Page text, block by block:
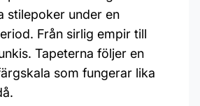
stilepoker under en
Från sirlig empir till
Tapeterna följer en
som fungerar lika